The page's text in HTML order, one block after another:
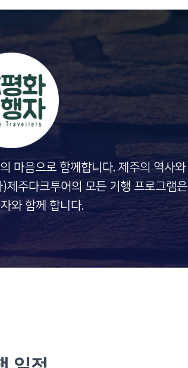
마음으로 함께합니다. 제주의 역사와
제주다크투어의 모든 기행 프로그램은
와 함께 합니다.